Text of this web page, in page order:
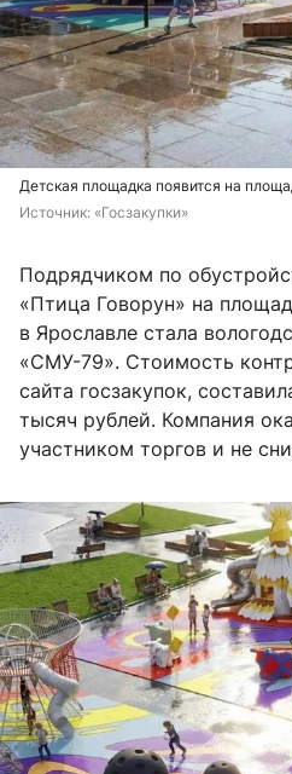
Детская площадка появится на
Источник: «Госзакупки»
Подрядчиком по
«Птица Говорун» на
в Ярославле стала
«СМУ-79». Стоимость
сайта госзакупок,
тысяч рублей. Компания
участником торгов и не